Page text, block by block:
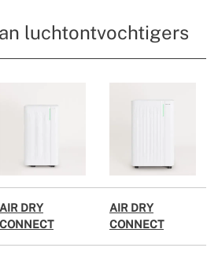
luchtontvochtigers
AIR DRY
CONNECT
AIR DRY
CONNECT